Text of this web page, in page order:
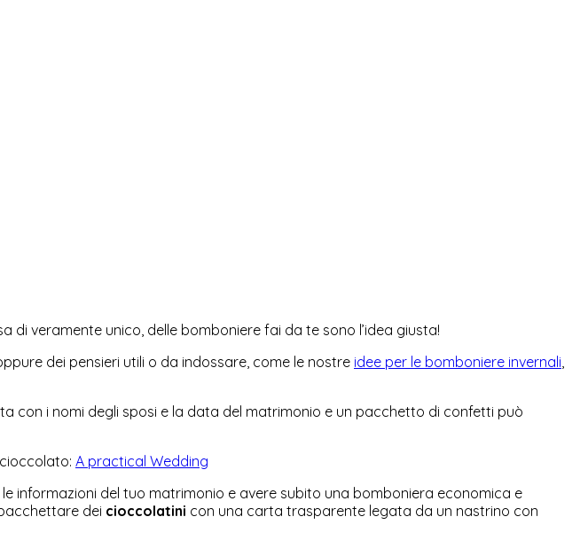
veramente unico, delle bomboniere fai da te sono l’idea giusta!
dei pensieri utili o da indossare, come le nostre idee per le bomboniere invernali,
con i nomi degli sposi e la data del matrimonio e un pacchetto di confetti può
A practical Wedding
informazioni del tuo matrimonio e avere subito una bomboniera economica e
dei cioccolatini con una carta trasparente legata da un nastrino con